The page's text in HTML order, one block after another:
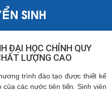
ĐẠI HỌC CHÍNH QUY
LƯỢNG CAO
trình đào tạo được thiết kế
các nước tiên tiến. Sinh viên